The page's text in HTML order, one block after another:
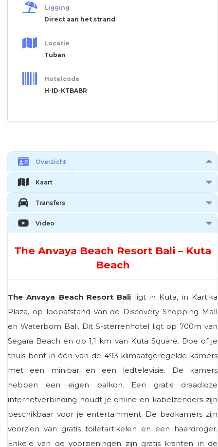
Ligging
Direct aan het strand
Locatie
Tuban
Hotelcode
H-ID-KTBABR
Overzicht
Kaart
Transfers
Video
The Anvaya Beach Resort Bali – Kuta
Beach
The Anvaya Beach Resort Bali ligt in Kuta, in Kartika
Plaza, op loopafstand van de Discovery Shopping Mall
en Waterbom Bali. Dit 5-sterrenhotel ligt op 700m van
Segara Beach en op 1,1 km van Kuta Square. Doe of je
thuis bent in één van de 493 klimaatgeregelde kamers
met een minibar en een ledtelevisie. De kamers
hebben een eigen balkon. Een gratis draadloze
internetverbinding houdt je online en kabelzenders zijn
beschikbaar voor je entertainment. De badkamers zijn
voorzien van gratis toiletartikelen en een haardroger.
Enkele van de voorzieningen zijn gratis kranten in de